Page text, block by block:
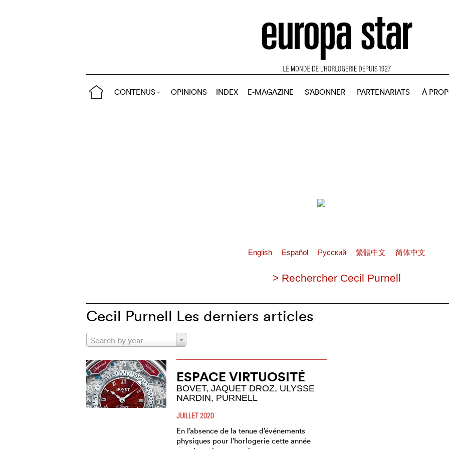
CONTENUS OPINIONS INDEX E-MAGAZINE S’ABONNER PARTENARIATS À
English Español Pусский 繁體中文 简体中文
> Rechercher Cecil Purnell
Cecil Purnell Les derniers articles
Search by year
ESPACE VIRTUOSITÉ
BOVET, JAQUET DROZ, ULYSSE
NARDIN, PURNELL
JUILLET 2020
En l’absence de la tenue d’événements
physiques pour l’horlogerie cette année